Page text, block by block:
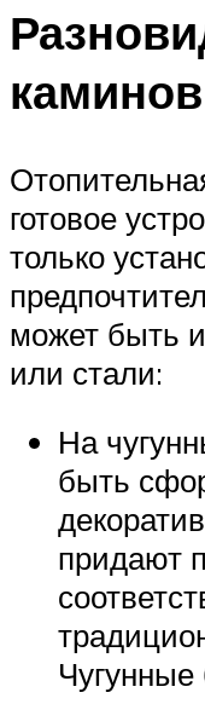
каминов
готовое
только
может быть
или стали:
На
быть
придают